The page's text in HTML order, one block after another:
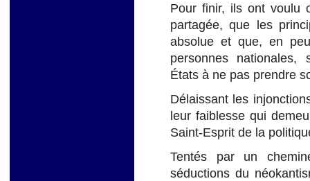
Pour finir, ils ont voulu
partagée, que les
absolue et que, en
personnes nationales,
États à ne pas prendre
Délaissant les
leur faiblesse qui
Saint-Esprit de la
Tentés par un
séductions du